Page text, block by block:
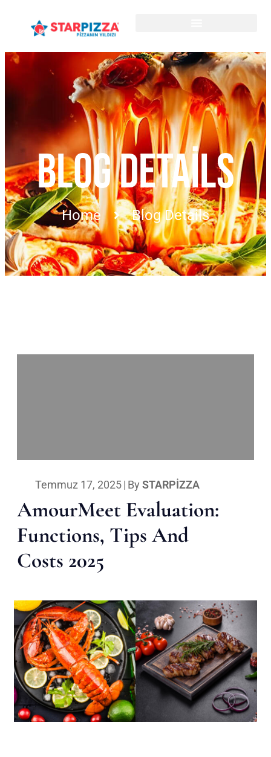
BLOG DETAILS
Home Blog Details
Temmuz 17, 2025| By STARPIZZA
AmourMeet Evaluation:
Functions, Tips And
Costs 2025